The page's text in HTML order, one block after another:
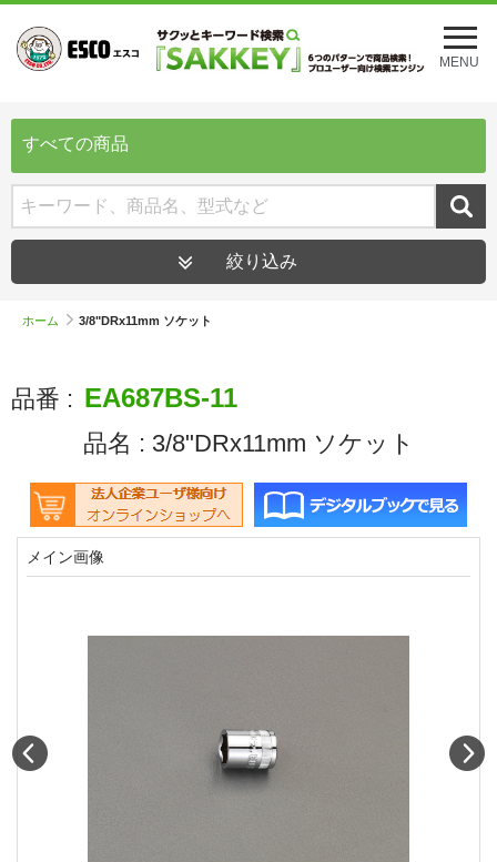
メ
ニ
ュ
を
MENU
すべての商品
絞り込み
ホーム 3/8"DRx11mm ソケット
品番 : EA687BS-11
品名 : 3/8"DRx11mm ソケット
メイン画像